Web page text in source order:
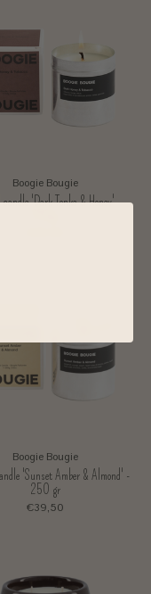
Boogie Bougie
'Dark Tonka & Honey' -
Boogie Bougie
'Sunset Amber & Almond' -
250 gr
€39,50